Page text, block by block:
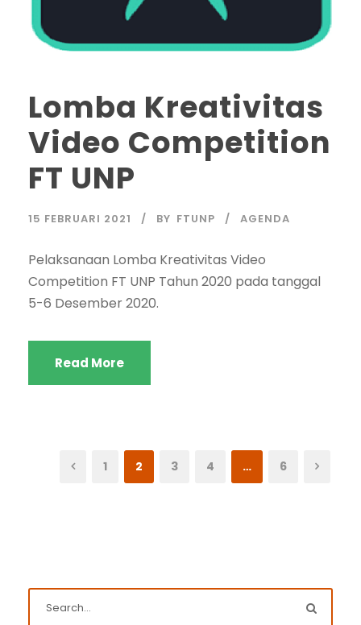
Lomba Kreativitas
Video Competition
FT UNP
15 FEBRUARI 2021 BY FTUNP AGENDA
Pelaksanaan Lomba Kreativitas Video
Competition FT UNP Tahun 2020 pada tanggal
5-6 Desember 2020.
Read More
1 2 3 4 … 6